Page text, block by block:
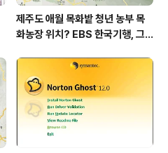
제주도 애월 목화밭 청년 농부 목
화농장 위치? EBS 한국기행, 그
사나이, 애월읍 어음리 정보람 씨
목화 재배 '목화오름' 목화농장 어
디? / 제주도 가볼 만한 곳